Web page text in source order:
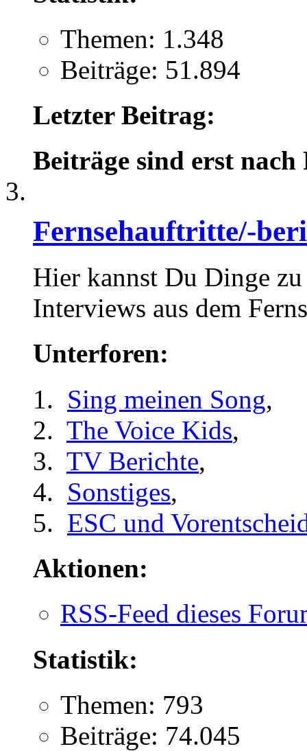
Themen: 1.348
Beiträge: 51.894
Letzter Beitrag:
Beiträge sind erst
Fernsehauftritte/-
Hier kannst Du Dinge
Interviews aus dem
Unterforen:
Sing meinen Song,
The Voice Kids,
TV Berichte,
Sonstiges,
ESC und
Aktionen:
RSS-Feed dieses
Statistik:
Themen: 793
Beiträge: 74.045